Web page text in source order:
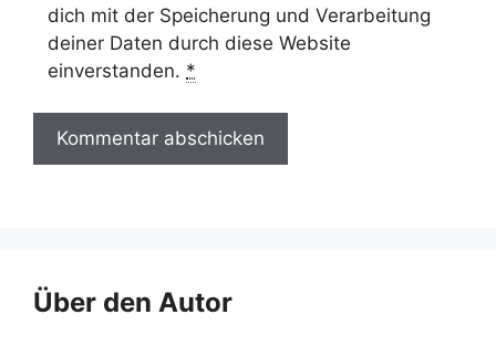
dich mit der Speicherung und Verarbeitung
deiner Daten durch diese Website
einverstanden. *
Über den Autor